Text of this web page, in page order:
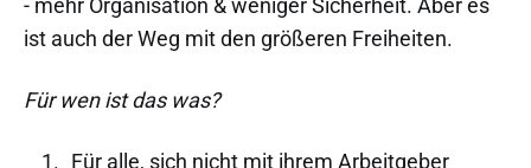
- mehr Organisation & weniger Sicherheit. Aber es
ist auch der Weg mit den größeren Freiheiten.
Für wen ist das was?
Für alle, sich nicht mit ihrem Arbeitgeber